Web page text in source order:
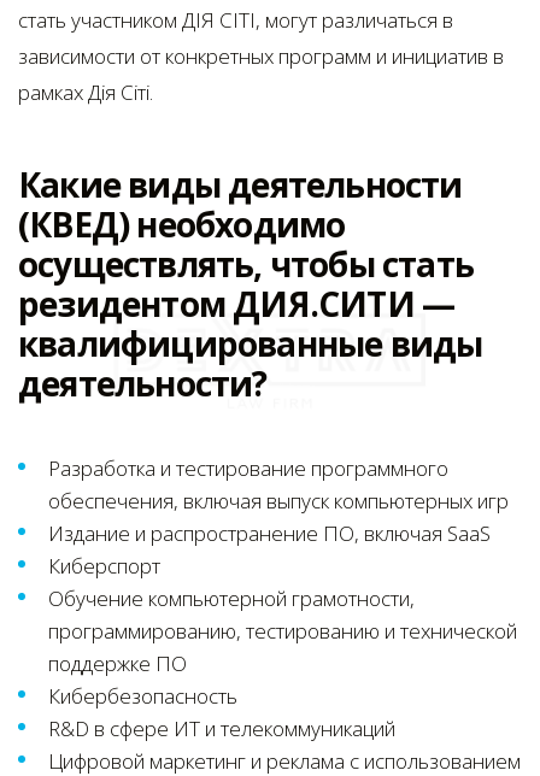
стать участником ДІЯ СІТІ, могут различаться в
зависимости от конкретных программ и инициатив в
рамках Дія Сіті.
Какие виды деятельности
(КВЕД) необходимо
осуществлять, чтобы стать
резидентом ДИЯ.СИТИ —
квалифицированные виды
деятельности?
Разработка и тестирование программного
обеспечения, включая выпуск компьютерных игр
Издание и распространение ПО, включая SaaS
Киберспорт
Обучение компьютерной грамотности,
программированию, тестированию и технической
поддержке ПО
Кибербезопасность
R&D в сфере ИТ и телекоммуникаций
Цифровой маркетинг и реклама с использованием